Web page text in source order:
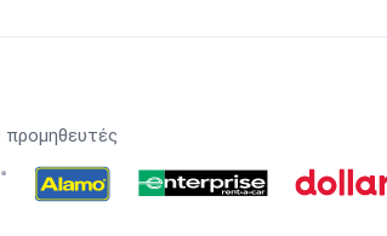
προμηθευτές